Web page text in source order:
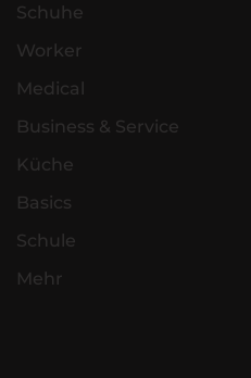
Schuhe
Worker
Medical
Business & Service
Küche
Basics
Schule
Mehr